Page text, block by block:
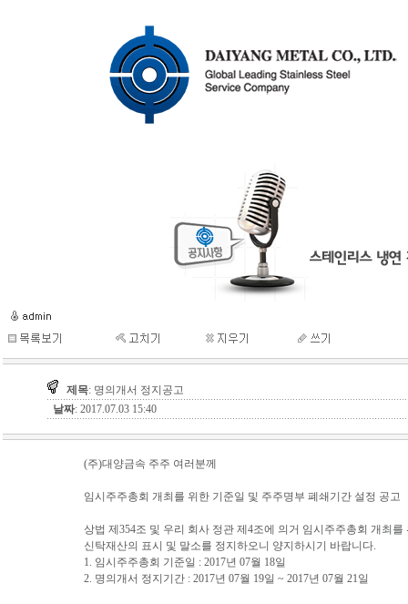
제목: 명의개서 정지공고
날짜: 2017.07.03 15:40
(주)대양금속 주주 여러분께
임시주주총회 개최를 위한 기준일 및 주주명부 폐쇄기간 설정 공고
상법 제354조 및 우리 회사 정관 제4조에 의거 임시주주총회 개최
신탁재산의 표시 및 말소를 정지하오니 양지하시기 바랍니다.
1. 임시주주총회 기준일 : 2017년 07월 18일
2. 명의개서 정지기간 : 2017년 07월 19일 ~ 2017년 07월 21일